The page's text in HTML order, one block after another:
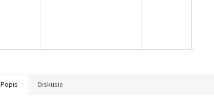
Popis Diskusia